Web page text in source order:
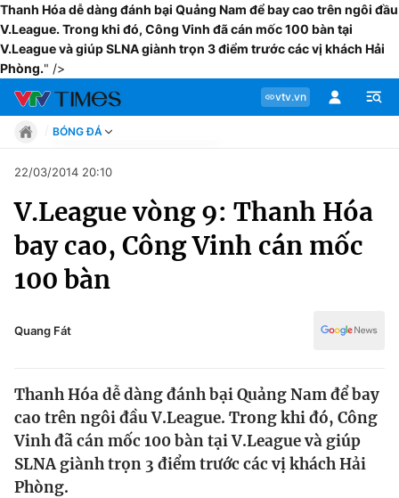
Thanh Hóa dễ dàng đánh bại Quảng Nam để bay cao trên ngôi đầu
V.League. Trong khi đó, Công Vinh đã cán mốc 100 bàn tại
V.League và giúp SLNA giành trọn 3 điểm trước các vị khách Hải
Phòng." />
vtv.vn
Chuyên mục
Tin tức
Chân dung
Sự kiện
BÓNG ĐÁ
Move
Phong cách
Chân dung
Sự kiện
Bóng đá
22/03/2014 20:10
V.League vòng 9: Thanh Hóa
bay cao, Công Vinh cán mốc
100 bàn
Quang Fát
Thanh Hóa dễ dàng đánh bại Quảng Nam để bay
cao trên ngôi đầu V.League. Trong khi đó, Công
Vinh đã cán mốc 100 bàn tại V.League và giúp
SLNA giành trọn 3 điểm trước các vị khách Hải
Phòng.